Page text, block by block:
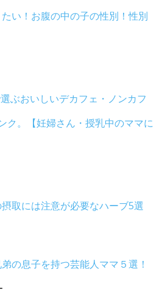
い！お腹の中の子の性別！性別
ぶおいしいデカフェ・ノンカフ
ク。【妊婦さん・授乳中のママに
取には注意が必要なハーブ5選
の息子を持つ芸能人ママ５選！